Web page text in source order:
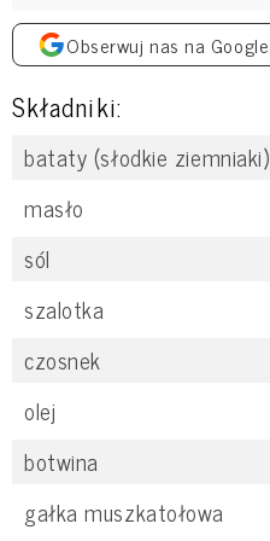
Obserwuj nas na Google
Składniki:
bataty (słodkie ziemniaki)
masło
sól
szalotka
czosnek
olej
botwina
gałka muszkatołowa